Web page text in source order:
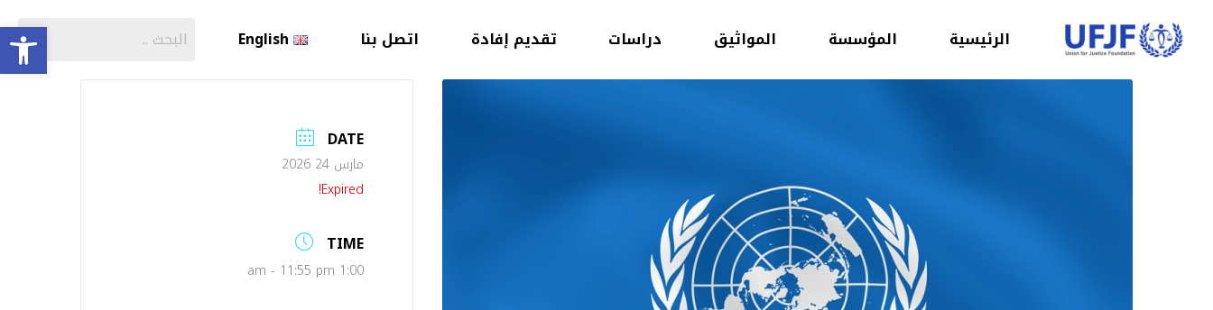
الرئيسية المؤسسة المواثيق دراسات تقديم إفادة اتصل بنا English
DATE
مارس 24 2026
Expired!
TIME
1:00 am - 11:55 pm